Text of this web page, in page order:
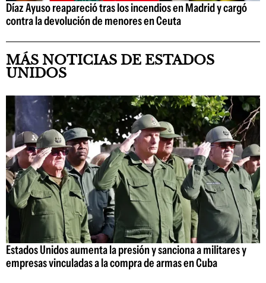
Díaz Ayuso reapareció tras los incendios en Madrid y cargó
contra la devolución de menores en Ceuta
MÁS NOTICIAS DE ESTADOS
UNIDOS
Estados Unidos aumenta la presión y sanciona a militares y
empresas vinculadas a la compra de armas en Cuba